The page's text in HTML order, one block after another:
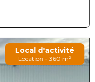
Local d'activité
Location - 360 m²